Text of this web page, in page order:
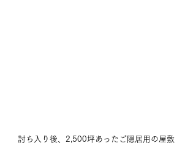
討ち入り後、2,500坪あったご隠居用の屋敷